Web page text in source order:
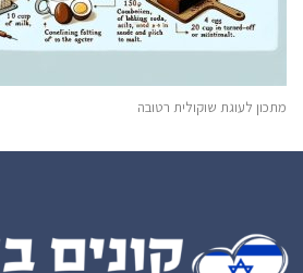
מתכון לעוגת שוקולית רטובה